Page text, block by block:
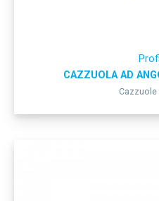
CAZZUOLA AD
Cazzuole